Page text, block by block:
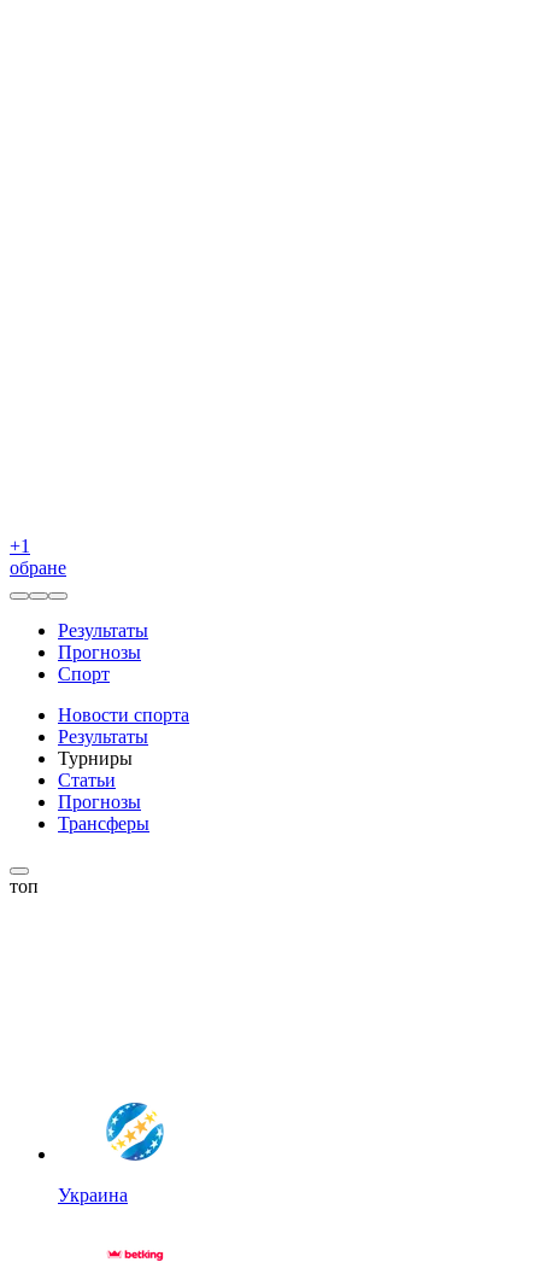
+1
обране
Результаты
Прогнозы
Спорт
Новости спорта
Результаты
Турниры
Статьи
Прогнозы
Трансферы
топ
Украина